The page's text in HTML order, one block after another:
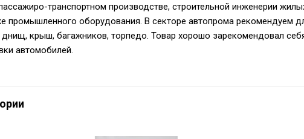
транспортном производстве, строительной инженерии
промышленного оборудования. В секторе автопрома рекомендуем
днищ, крыш, багажников, торпедо. Товар хорошо зарекомендовал
автомобилей.